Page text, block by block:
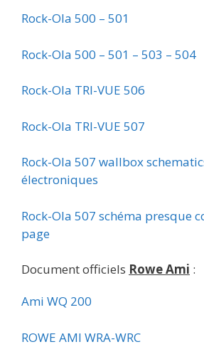
Rock-Ola 500 – 501
Rock-Ola 500 – 501 – 503 – 504
Rock-Ola TRI-VUE 506
Rock-Ola TRI-VUE 507
Rock-Ola 507 wallbox
électroniques
Rock-Ola 507 schéma presque
page
Document officiels Rowe Ami :
Ami WQ 200
ROWE AMI WRA-WRC